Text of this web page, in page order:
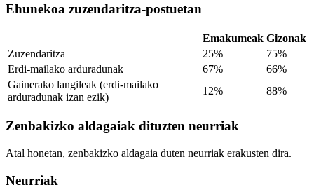
Ehunekoa zuzendaritza-postuetan
Emakumeak Gizonak
Zuzendaritza
25%
75%
Erdi-mailako arduradunak
67%
66%
Gainerako langileak (erdi-mailako
arduradunak izan ezik)
12% 88%
Zenbakizko aldagaiak dituzten neurriak
Atal honetan, zenbakizko aldagaia duten neurriak erakusten dira.
Neurriak